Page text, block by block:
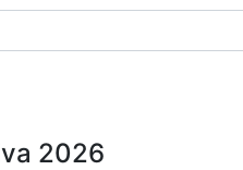
2026